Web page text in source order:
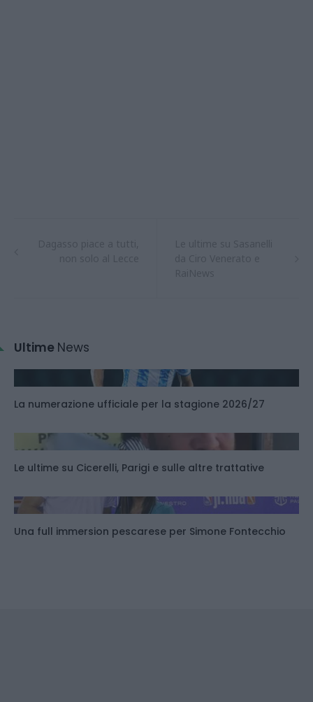
Ultime News
La numerazione ufficiale per la stagione 2026/27
Le ultime su Cicerelli, Parigi e sulle altre trattative
Una full immersion pescarese per Simone Fontecchio